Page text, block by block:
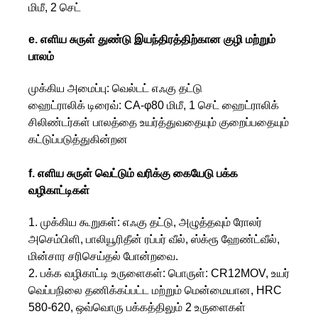
மிமீ, 2 செட்
e. எளிய சுருள் துண்டு இயந்திரத்திற்கான குழி மற்றும்
பாலம்
முக்கிய அமைப்பு: வெல்டட் எஃகு தட்டு
ஹைட்ராலிக் டிரைவ்: CA-φ80 மிமீ, 1 செட் ஹைட்ராலிக்
சிலிண்டர்கள் பாலத்தை உயர்த்துவதையும் குறைப்பதையும்
கட்டுப்படுத்துகின்றன
f. எளிய சுருள் வெட்டும் வரிக்கு கையேடு பக்க
வழிகாட்டிகள்
1. முக்கிய கூறுகள்: எஃகு தட்டு, அழுத்தவும் ரோலர்
அசெம்பிளி, பாலியூரிதீன் ரப்பர் வீல், ஸ்க்ரூ ஹேண்ட்வீல்,
மின்சார சரிசெய்தல் போன்றவை.
2. பக்க வழிகாட்டி உருளைகள்: பொருள்: CR12MOV, உயர்
வெப்பநிலை தணிக்கப்பட்ட மற்றும் மென்மையான, HRC
580-620, ஒவ்வொரு பக்கத்திலும் 2 உருளைகள்